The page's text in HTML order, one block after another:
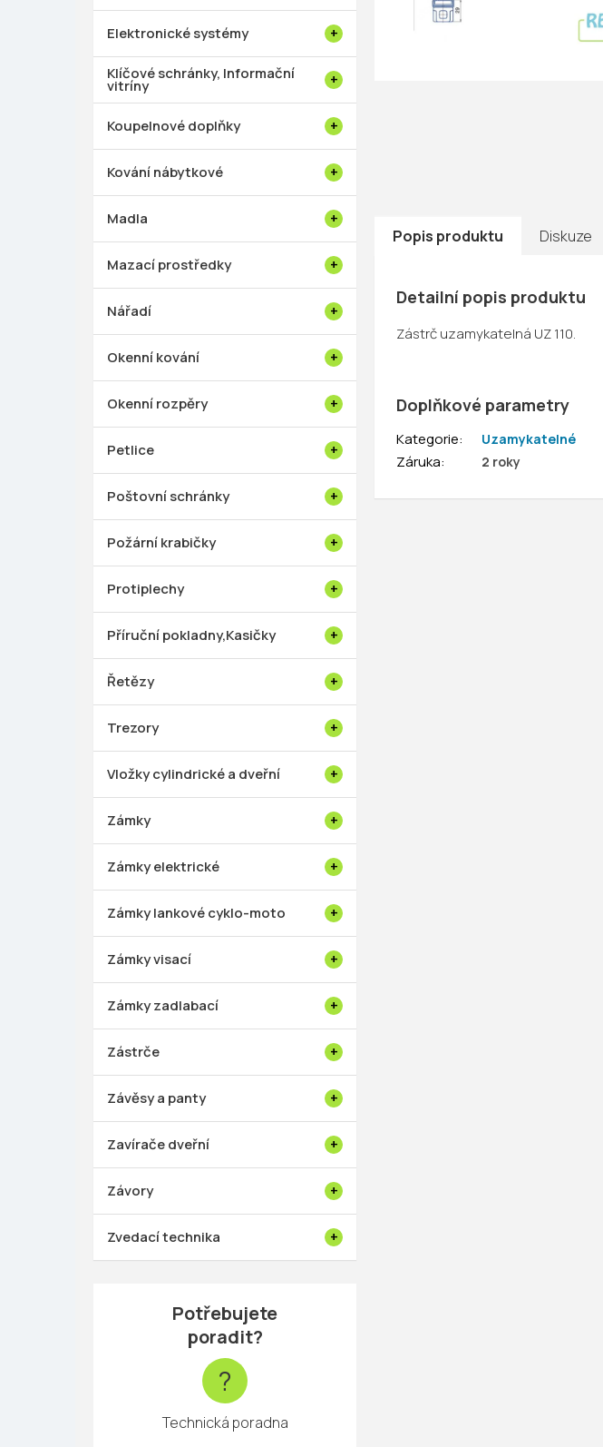
n
l
Elektronické systémy
Klíčové schránky, Informační
vitríny
Koupelnové doplňky
Kování nábytkové
Madla
Mazací prostředky
Nářadí
Okenní kování
Okenní rozpěry
Petlice
Poštovní schránky
Požární krabičky
Protiplechy
Příruční pokladny,Kasičky
Řetězy
Trezory
Vložky cylindrické a dveřní
Zámky
Zámky elektrické
Zámky lankové cyklo-moto
Zámky visací
Zámky zadlabací
Zástrče
Závěsy a panty
Zavírače dveřní
Závory
Zvedací technika
Potřebujete
poradit?
?
Technická poradna
Popis produktu Diskuze
Detailní popis produktu
Zástrč uzamykatelná UZ 110.
Doplňkové parametry
Kategorie: Uzamykatelné
Záruka: 2 roky